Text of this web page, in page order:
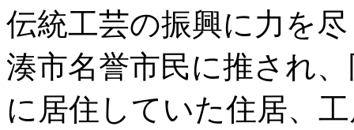
伝統工芸の振興に力を
湊市名誉市民に推され
に居住していた住居、